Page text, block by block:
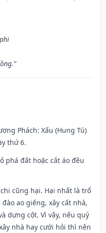
Phách: Xấu (Hung Tú)
thứ 6.
phá đất hoặc cắt áo đều
cũng hại. Hại nhất là trổ
ao giếng, xây cất nhà,
dựng cột. Vì vậy, nếu quý
nhà hay cưới hỏi thì nên